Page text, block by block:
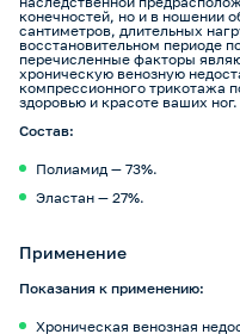
конечностей, но и в ношении
сантиметров, длительных
восстановительном периоде
перечисленные факторы
хроническую венозную
компрессионного трикотажа
здоровью и красоте ваших ног.
Состав:
Полиамид — 73%.
Эластан — 27%.
Применение
Показания к применению:
Хроническая венозная